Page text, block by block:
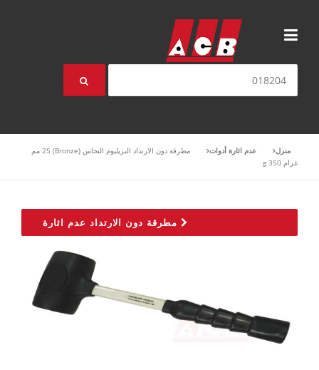
منزل عدم اثارة أدوات
مطرقة دون الارتداد البريليوم النحاس (Bronze) 25 مم
غرام 350 g
مطرقة دون الارتداد عدم اثارة